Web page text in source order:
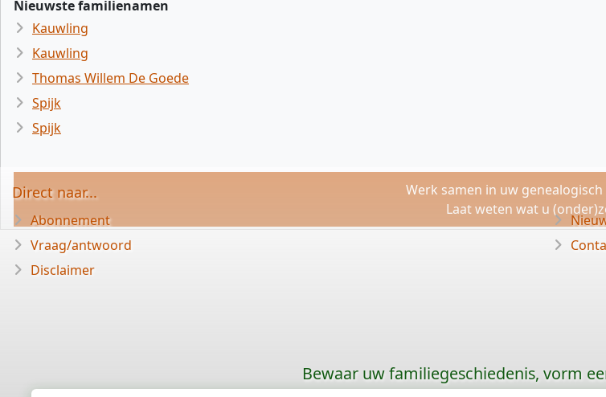
Nieuwste familienamen
Kauwling
Kauwling
Thomas Willem De Goede
Spijk
Spijk
Werk samen in uw
Laat weten wat u
Direct naar...
Abonnement
Vraag/antwoord
Disclaimer
Bewaar uw familiegeschiedenis, vorm